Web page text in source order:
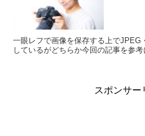
一眼レフで画像を保存する上でJPEG
しているがどちらか今回の記事を参考
スポンサー